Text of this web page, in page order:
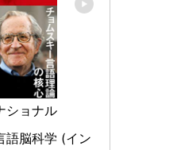
ショナル
語脳科学 (イン